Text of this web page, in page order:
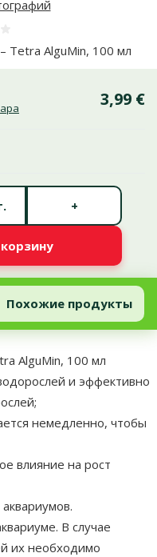
Tetra AlguMin, 100 мл
3,99 €
+
AlguMin, 100 мл
Похожие продукты
AlguMin, 100 мл
и эффективно
немедленно, чтобы
влияние на рост
В случае
их необходимо